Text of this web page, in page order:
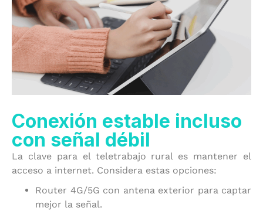
Conexión estable incluso
con señal débil
La clave para el teletrabajo rural es mantener el
acceso a internet. Considera estas opciones:
Router 4G/5G con antena exterior para captar
mejor la señal.